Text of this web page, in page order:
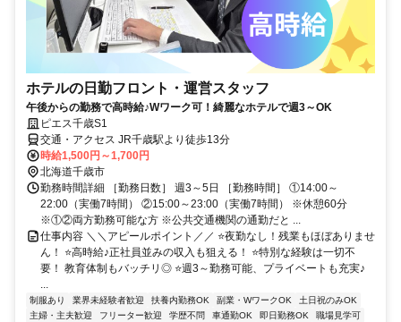
ホテルの日勤フロント・運営スタッフ
午後からの勤務で高時給♪Wワーク可！綺麗なホテルで週3～OK
ピエス千歳S1
交通・アクセス JR千歳駅より徒歩13分
時給1,500円～1,700円
北海道千歳市
勤務時間詳細 ［勤務日数］ 週3～5日 ［勤務時間］ ①14:00～
22:00（実働7時間） ②15:00～23:00（実働7時間） ※休憩60分
※①②両方勤務可能な方 ※公共交通機関の通勤だと ...
仕事内容 ＼＼アピールポイント／／ ⭐夜勤なし！残業もほぼありませ
ん！ ⭐高時給♪正社員並みの収入も狙える！ ⭐特別な経験は一切不
要！ 教育体制もバッチリ◎ ⭐週3～勤務可能、プライベートも充実♪
...
制服あり 業界未経験者歓迎 扶養内勤務OK 副業・WワークOK
土日祝のみOK
主婦・主夫歓迎
フリーター歓迎 学歴不問 車通勤OK 即日勤務OK
職場見学可